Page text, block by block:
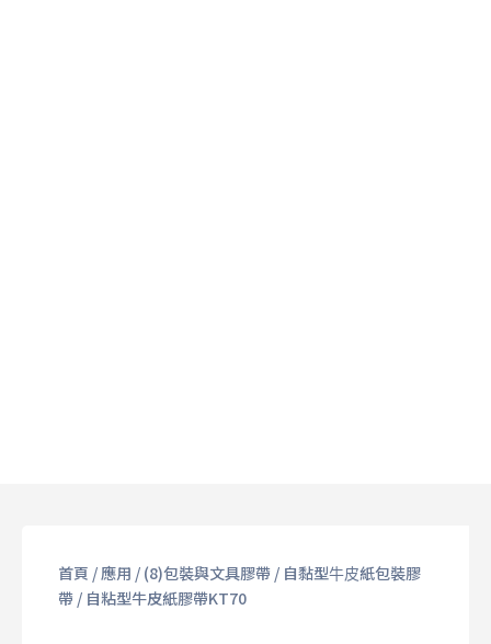
首頁 /應用 / (8)包裝與⽂具膠帶/ ⾃黏型⽜⽪紙包裝膠
帶/ 自粘型牛皮紙膠帶KT70